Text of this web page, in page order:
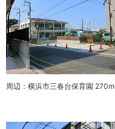
周辺：横浜市三春台保育園 270m